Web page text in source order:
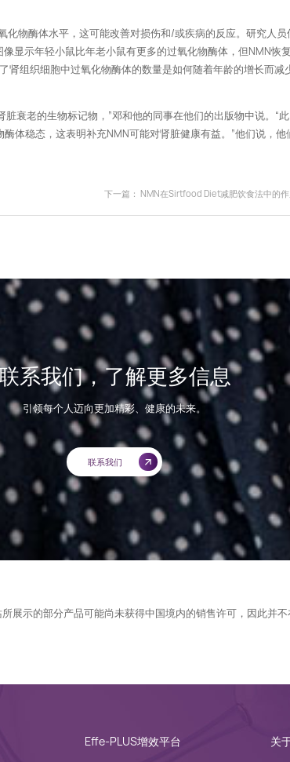
物酶体水平，这可能改善对损伤和/或疾病的反应。研究人员
显示年轻小鼠比年老小鼠有更多的过氧化物酶体，但NMN恢复
肾组织细胞中过氧化物酶体的数量是如何随着年龄的增长而减
衰老的生物标记物，”邓和他的同事在他们的出版物中说。“此
体稳态，这表明补充NMN可能对肾脏健康有益。”他们说，他
下一篇： NMN在Sirtfood Diet减肥饮食法中的
系我们，了解更多信息
引领每个人迈向更加精彩、健康的未来。
联系我们
展示的部分产品可能尚未获得中国境内的销售许可，因此并
Effe-PLUS增效平台 关